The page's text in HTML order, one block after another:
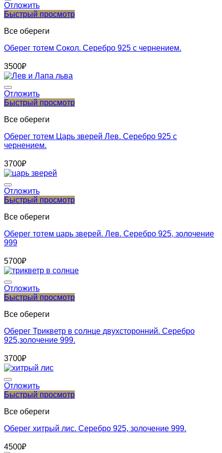
Отложить
Быстрый просмотр
Все обереги
Оберег тотем Сокол. Серебро 925 с чернением.
3500₽
Отложить
Быстрый просмотр
Все обереги
Оберег тотем Царь зверей Лев. Серебро 925 с
чернением.
3700₽
Отложить
Быстрый просмотр
Все обереги
Оберег тотем царь зверей. Лев. Серебро 925, золочение
999
5700₽
Отложить
Быстрый просмотр
Все обереги
Оберег Трикветр в солнце двухсторонний. Серебро
925,золочение 999.
3700₽
Отложить
Быстрый просмотр
Все обереги
Оберег хитрый лис. Серебро 925, золочение 999.
4500₽